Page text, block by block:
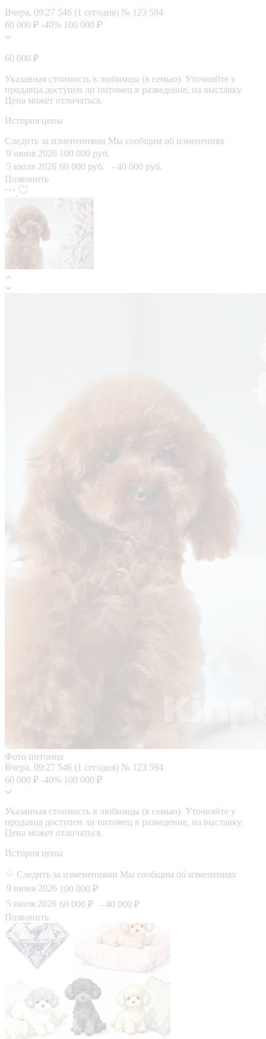
Вчера, 09:27 546 (1 сегодня) № 123 594
60 000 ₽ -40% 100 000 ₽
60 000 ₽
Указанная стоимость в любимцы (в семью). Уточняйте у
продавца доступен ли питомец в разведение, на выставку.
Цена может отличаться.
История цены
Следить за изменениями Мы сообщим об изменениях
9 июня 2026 100 000 руб.
5 июля 2026 60 000 руб.
- 40 000 руб.
Позвонить
Фото питомца
Вчера, 09:27 546 (1 сегодня) № 123 594
60 000 ₽ -40% 100 000 ₽
Указанная стоимость в любимцы (в семью). Уточняйте у
продавца доступен ли питомец в разведение, на выставку.
Цена может отличаться.
История цены
Следить за изменениями Мы сообщим об изменениях
9 июня 2026 100 000 ₽
5 июля 2026 60 000 ₽
- 40 000 ₽
Позвонить